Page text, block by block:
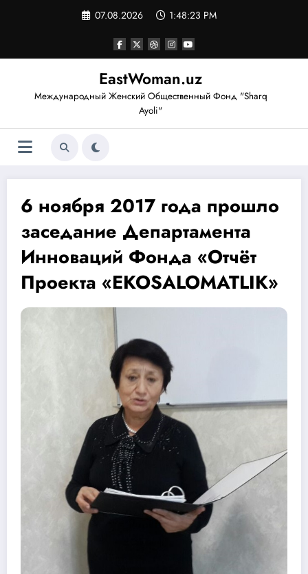
07.08.2026 1:48:24 PM
EastWoman.uz
Международный Женский Общественный Фонд "Sharq
Ayoli"
6 ноября 2017 года прошло
заседание Департамента
Инноваций Фонда «Отчёт
Проекта «EKOSALOMATLIK»